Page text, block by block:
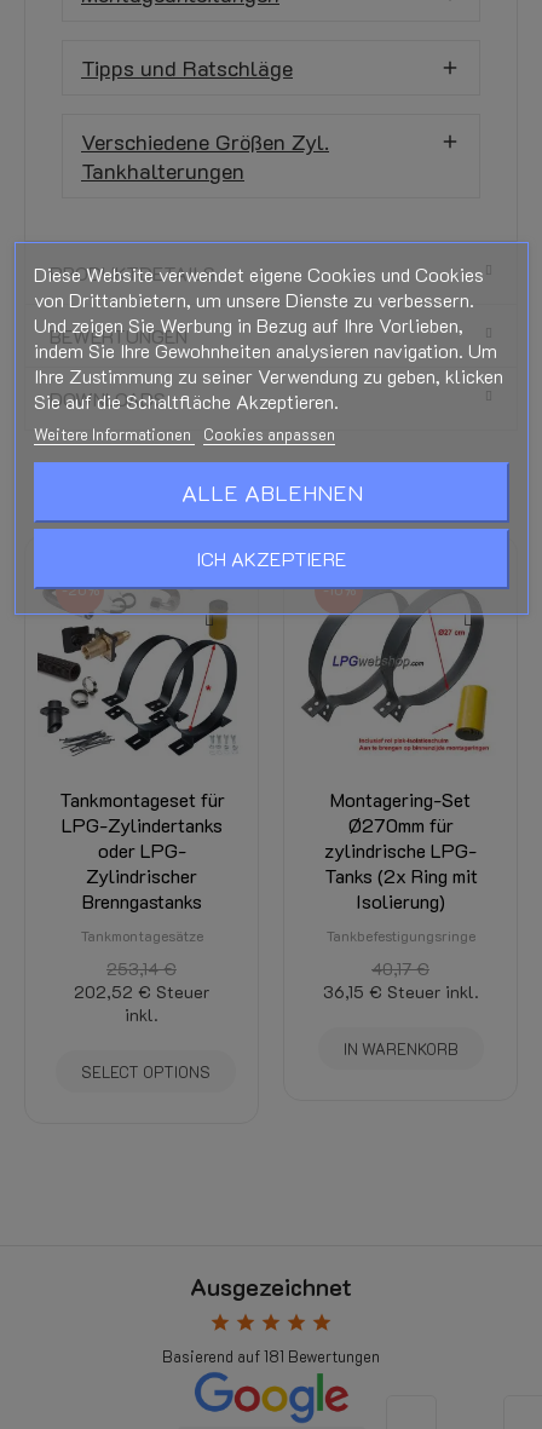
Tipps und Ratschläge
Verschiedene Größen Zyl.
Tankhalterungen
PRODUKTDETAILS
BEWERTUNGEN
DOWNLOADS
ÄHNLICHE PRODUKTE
-20%
Tankmontageset für
LPG-Zylindertanks
oder LPG-
Zylindrischer
Brenngastanks
Tankmontagesätze
253,14 €
202,52 € Steuer
inkl.
SELECT OPTIONS
-10%
Montagering-Set
Ø270mm für
zylindrische LPG-
Tanks (2x Ring mit
Isolierung)
Tankbefestigungsringe
40,17 €
36,15 € Steuer inkl.
IN WARENKORB
Ausgezeichnet
star star star star star
Basierend auf181 Bewertungen
Diese Website verwendet eigene Cookies und Cookies
von Drittanbietern, um unsere Dienste zu verbessern.
Und zeigen Sie Werbung in Bezug auf Ihre Vorlieben,
indem Sie Ihre Gewohnheiten analysieren navigation. Um
Ihre Zustimmung zu seiner Verwendung zu geben, klicken
Sie auf die Schaltfläche Akzeptieren.
Weitere Informationen Cookies anpassen
ALLE ABLEHNEN
ICH AKZEPTIERE